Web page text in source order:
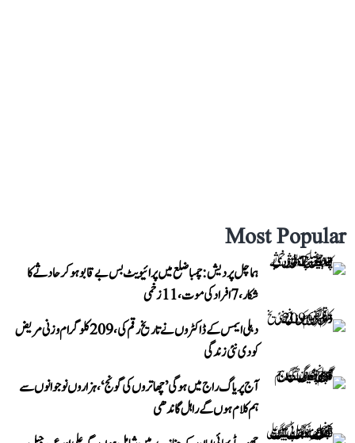
Most Popular
ہماچل پردیش: چمبا ضلع میں پرائیویٹ بس بے قابو ہوکر حادثے کا
شکار، 7 افراد کی موت، 11 زخمی
دہلی ایمس کے ڈاکٹروں نے تاریخ رقم کی، 209 کلوگرام وزنی مریض
کو دی نئی زندگی
آج پریاگ راج میں ہوگی ’چھاتروں کی گونج‘، ہزاروں نوجوانوں سے
ہم کلام ہوں گے راہل گاندھی